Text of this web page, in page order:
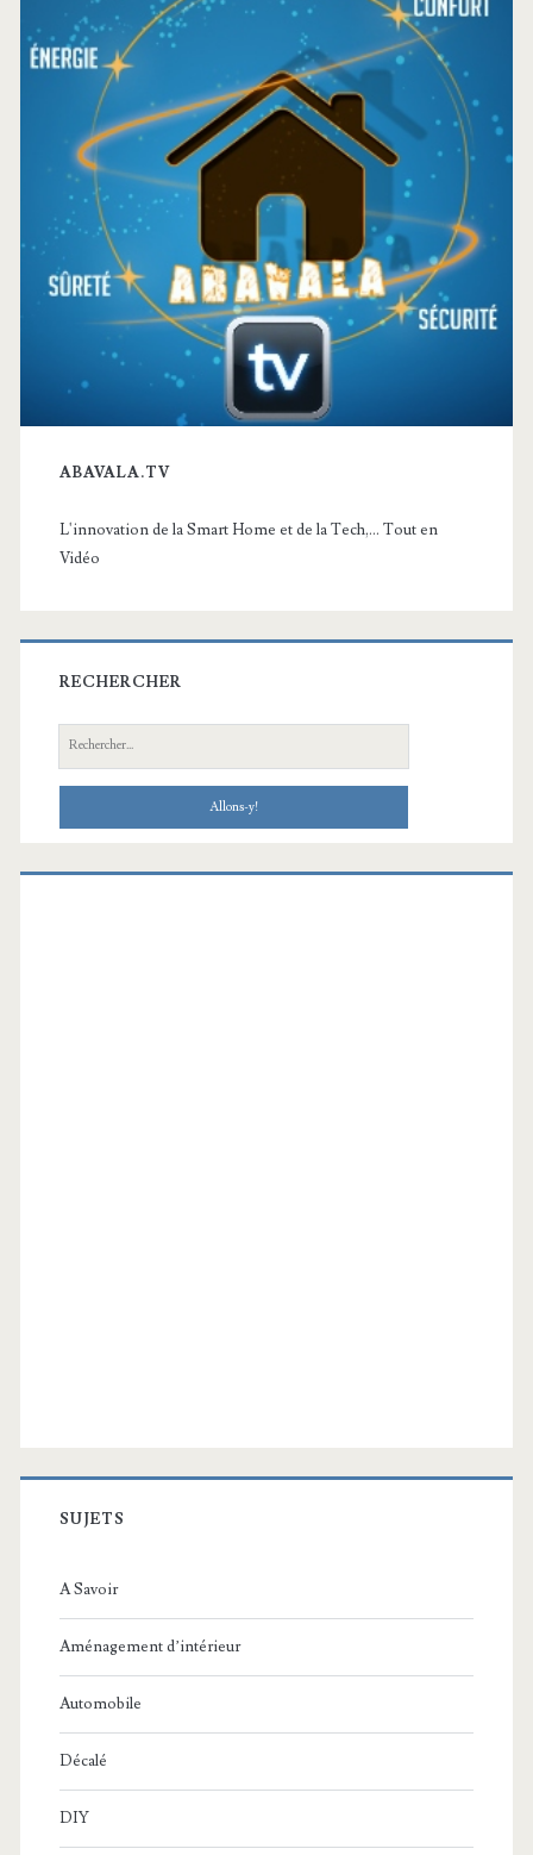
principale
ABAVALA.TV
L'innovation de la Smart Home et de la Tech,... Tout en
Vidéo
RECHERCHER
Recherche:
SUJETS
A Savoir
Aménagement d’intérieur
Automobile
Décalé
DIY